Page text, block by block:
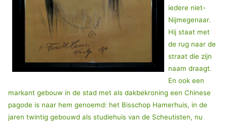
iedere niet-
Nijmegenaar.
Hij staat met
de rug naar de
straat die zijn
naam draagt.
En ook een
markant gebouw in de stad met als dakbekroning een Chinese
pagode is naar hem genoemd: het Bisschop Hamerhuis, in de
jaren twintig gebouwd als studiehuis van de Scheutisten, nu